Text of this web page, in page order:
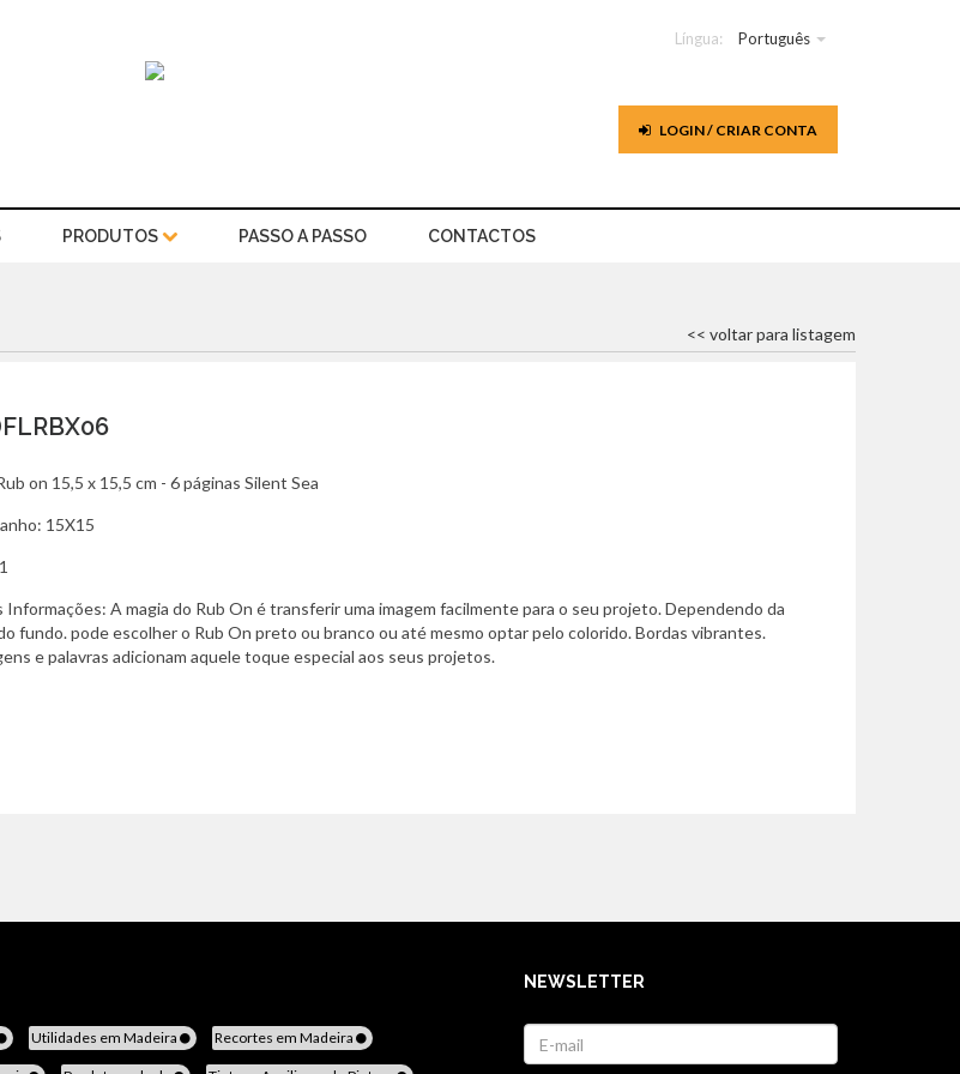
Língua: Português
LOGIN / CRIAR CONTA
PRODUTOS PASSO A PASSO CONTACTOS
<< voltar para listagem
on 15,5 x 15,5 cm - 6 páginas Silent Sea
15X15
Informações: A magia do Rub On é transferir uma imagem facilmente para o seu projeto. Dependendo da
fundo. pode escolher o Rub On preto ou branco ou até mesmo optar pelo colorido. Bordas vibrantes.
e palavras adicionam aquele toque especial aos seus projetos.
Utilidades em Madeira Recortes em Madeira
NEWSLETTER